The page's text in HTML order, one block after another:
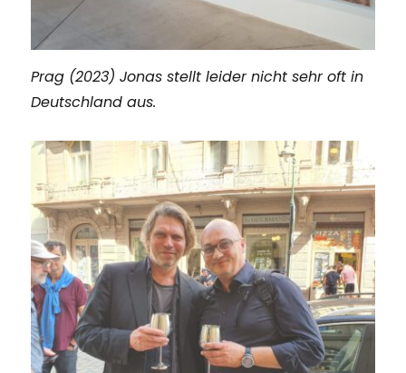
Prag (2023) Jonas stellt leider nicht sehr oft in
Deutschland aus.